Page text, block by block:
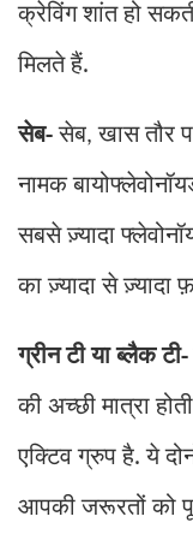
क्रेविंग शांत हो
मिलते हैं.
सेब-सेब,खास तौर
नामक
सबसे ज़्यादा
का ज़्यादा से ज़्यादा
ग्रीन टी या ब्लैक टी-
की अच्छी मात्रा
एक्टिव ग्रुप है. ये
आपकी जरूरतों को